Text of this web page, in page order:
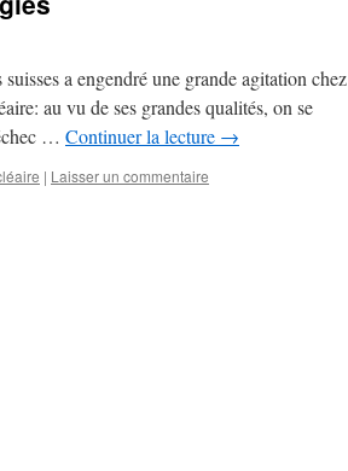
a engendré une grande agitation chez
au vu de ses grandes qualités, on se
… Continuer la lecture →
| Laisser un commentaire